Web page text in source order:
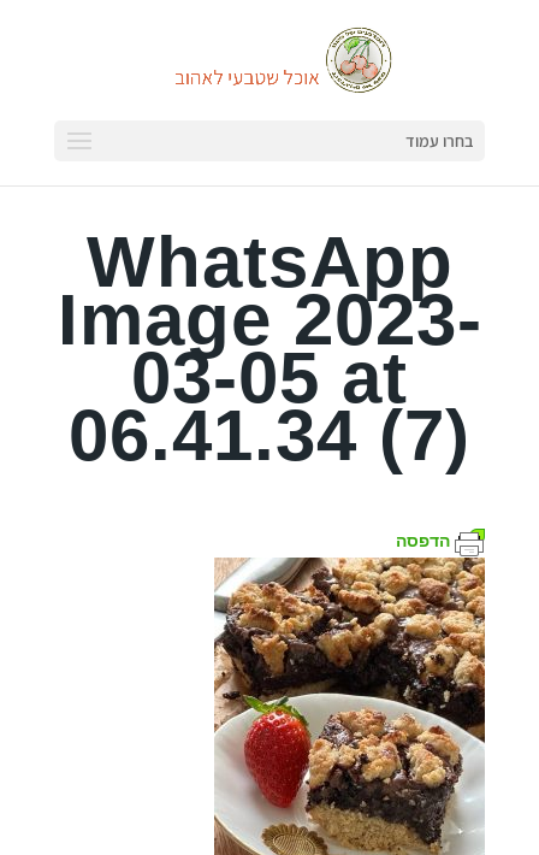
בחרו עמוד
WhatsApp
Image 2023-
03-05 at
06.41.34 (7)
הדפסה